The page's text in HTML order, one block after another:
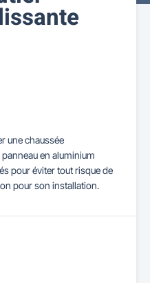
une chaussée
en aluminium
pour éviter tout risque de
pour son installation.